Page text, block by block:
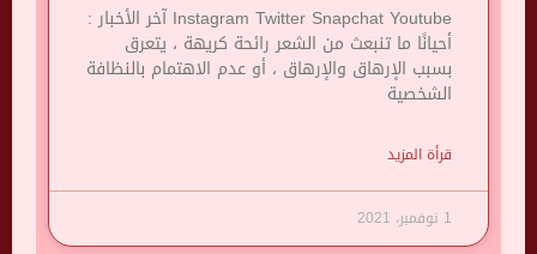
Instagram Twitter Snapchat Youtube آخر الأخبار :
أحيانًا ما تنبعث من الشعر رائحة كريهة ، يتعرق
بسبب الإرهاق والإرهاق ، أو عدم الاهتمام بالنظافة
الشخصية
قرأة المزيد
1 نوفمبر، 2021